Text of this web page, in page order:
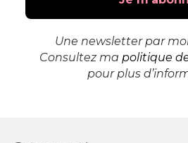
Une newsletter par
Consultez ma politique
pour plus